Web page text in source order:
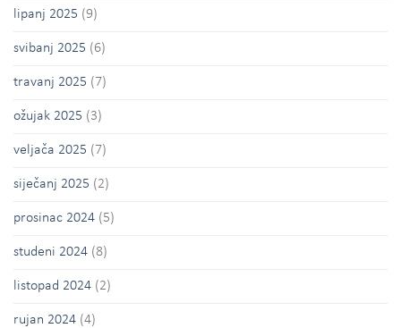
lipanj 2025 (9)
svibanj 2025 (6)
travanj 2025 (7)
ožujak 2025 (3)
veljača 2025 (7)
siječanj 2025 (2)
prosinac 2024 (5)
studeni 2024 (8)
listopad 2024 (2)
rujan 2024 (4)